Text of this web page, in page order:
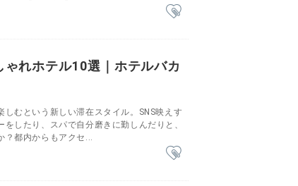
れホテル10選｜ホテルバカ
しむという新しい滞在スタイル。SNS映えす
したり、スパで自分磨きに勤しんだりと、
？都内からもアクセ...